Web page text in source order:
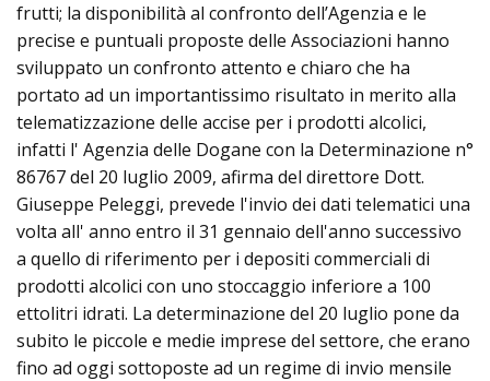
frutti; la disponibilità al confronto dell’Agenzia e le
precise e puntuali proposte delle Associazioni hanno
sviluppato un confronto attento e chiaro che ha
portato ad un importantissimo risultato in merito alla
telematizzazione delle accise per i prodotti alcolici,
infatti l' Agenzia delle Dogane con la Determinazione n°
86767 del 20 luglio 2009, afirma del direttore Dott.
Giuseppe Peleggi, prevede l'invio dei dati telematici una
volta all' anno entro il 31 gennaio dell'anno successivo
a quello di riferimento per i depositi commerciali di
prodotti alcolici con uno stoccaggio inferiore a 100
ettolitri idrati. La determinazione del 20 luglio pone da
subito le piccole e medie imprese del settore, che erano
fino ad oggi sottoposte ad un regime di invio mensile